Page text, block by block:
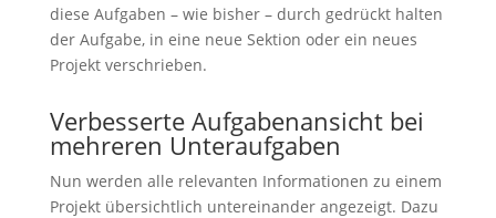
diese Aufgaben – wie bisher – durch gedrückt halten
der Aufgabe, in eine neue Sektion oder ein neues
Projekt verschrieben.
Verbesserte Aufgabenansicht bei
mehreren Unteraufgaben
Nun werden alle relevanten Informationen zu einem
Projekt übersichtlich untereinander angezeigt. Dazu